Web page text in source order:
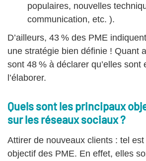
populaires, nouvelles
communication, etc. ).
D’ailleurs, 43 % des PME
une stratégie bien définie ! Quant
sont 48 % à déclarer qu’elles sont
l’élaborer.
Quels sont les principaux
sur les réseaux sociaux ?
Attirer de nouveaux clients : tel
objectif des PME. En effet, elles